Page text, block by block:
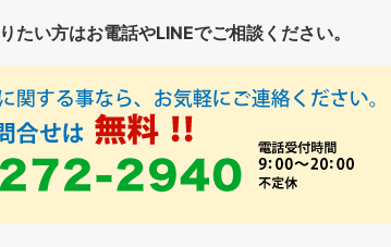
たい方はお電話やLINEでご相談ください。